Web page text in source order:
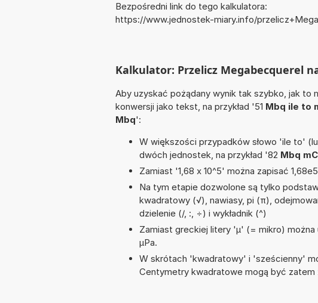
Bezpośredni link do tego kalkulatora:
https://www.jednostek-miary.info/
Kalkulator: Przelicz Megabecquerel
Aby uzyskać pożądany wynik tak szybko, jak
konwersji jako tekst, na przykład '51 Mbq ile to
Mbq':
W większości przypadków słowo 'ile to'
dwóch jednostek, na przykład '82 Mbq
Zamiast '1,68 x 10^5' można zapisać
Na tym etapie dozwolone są tylko
kwadratowy (√), nawiasy, pi (π),
dzielenie (/, :, ÷) i wykładnik (^)
Zamiast greckiej litery 'µ' (= mikro) można
µPa.
W skrótach 'kwadratowy' i 'sześcienny'
Centymetry kwadratowe mogą być zatem